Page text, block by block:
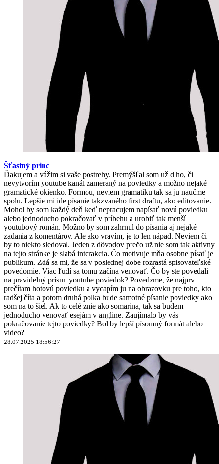
Šťastný princ
Ďakujem a vážim si vaše postrehy. Premýšľal som už dlho, či
nevytvorím youtube kanál zameraný na poviedky a možno nejaké
gramatické okienko. Formou, neviem gramatiku tak sa ju naučme
spolu. Lepšie mi ide písanie takzvaného first draftu, ako editovanie.
Mohol by som každý deň keď nepracujem napísať novú poviedku
alebo jednoducho pokračovať v príbehu a urobiť tak menší
youtubový román. Možno by som zahrnul do písania aj nejaké
zadania z komentárov. Ale ako vravím, je to len nápad. Neviem či
by to niekto sledoval. Jeden z dôvodov prečo už nie som tak aktívny
na tejto stránke je slabá interakcia. Čo motivuje mňa osobne písať je
publikum. Zdá sa mi, že sa v poslednej dobe rozrastá spisovateľské
povedomie. Viac ľudí sa tomu začína venovať. Čo by ste povedali
na pravidelný prísun youtube poviedok? Povedzme, že najprv
prečítam hotovú poviedku a vycapím ju na obrazovku pre toho, kto
radšej číta a potom druhá polka bude samotné písanie poviedky ako
som na to šiel. Ak to celé znie ako somarina, tak sa budem
jednoducho venovať esejám v angline. Zaujímalo by vás
pokračovanie tejto poviedky? Bol by lepší písomný formát alebo
video?
28.07.2025 18:56:27